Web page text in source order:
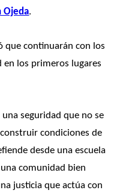
Ojeda.
que continuarán con los
en los primeros lugares
seguridad que no se
condiciones de
desde una escuela
comunidad bien
justicia que actúa con